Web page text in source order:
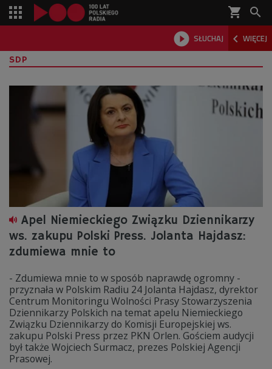
shopping_cart 
 SŁUCHAJ  WIĘCEJ

SDP
Apel Niemieckiego Związku Dziennikarzy
ws. zakupu Polski Press. Jolanta Hajdasz:
zdumiewa mnie to
- Zdumiewa mnie to w sposób naprawdę ogromny -
przyznała w Polskim Radiu 24 Jolanta Hajdasz, dyrektor
Centrum Monitoringu Wolności Prasy Stowarzyszenia
Dziennikarzy Polskich na temat apelu Niemieckiego
Związku Dziennikarzy do Komisji Europejskiej ws.
zakupu Polski Press przez PKN Orlen. Gościem audycji
był także Wojciech Surmacz, prezes Polskiej Agencji
Prasowej.